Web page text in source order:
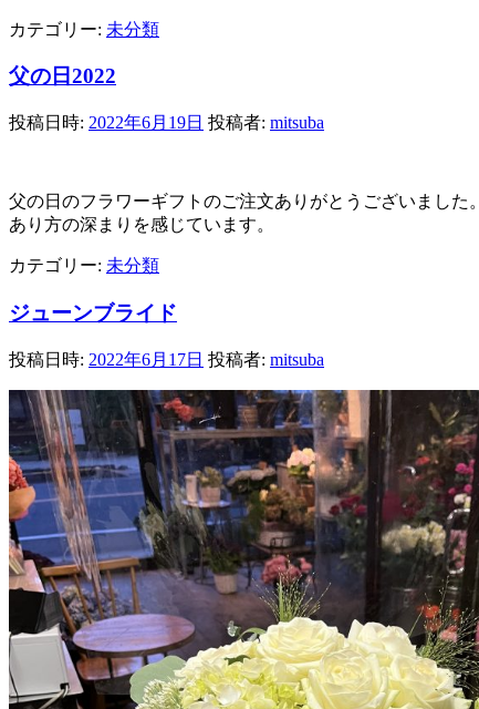
カテゴリー: 未分類
父の日2022
投稿日時: 2022年6月19日 投稿者: mitsuba
父の日のフラワーギフトのご注文ありがとうございまし
あり方の深まりを感じています。
カテゴリー: 未分類
ジューンブライド
投稿日時: 2022年6月17日 投稿者: mitsuba